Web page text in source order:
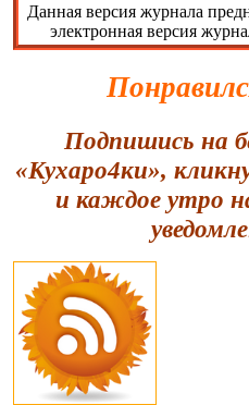
Данная версия журнала
электронная версия
Подпишись на
«Кухаро4ки»,
и каждое утро